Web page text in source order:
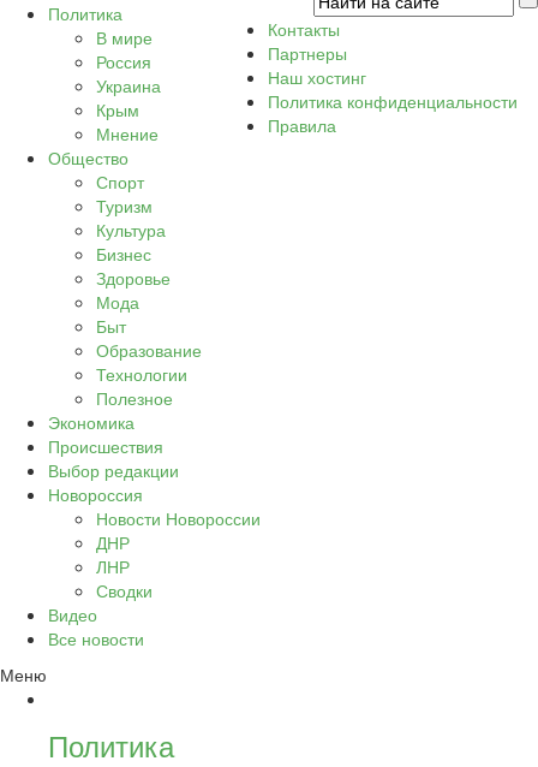
Политика
В мире
Россия
Украина
Крым
Мнение
Общество
Спорт
Туризм
Культура
Бизнес
Здоровье
Мода
Быт
Образование
Технологии
Полезное
Экономика
Происшествия
Выбор редакции
Новороссия
Новости Новороссии
ДНР
ЛНР
Сводки
Видео
Все новости
Меню
Политика
Контакты
Партнеры
Наш хостинг
Политика конфиденциальности
Правила